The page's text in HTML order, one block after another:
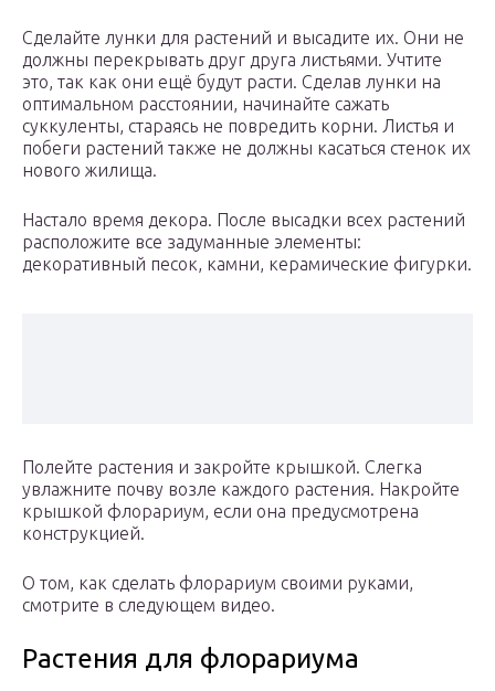
Сделайте лунки для растений и высадите их. Они не
должны перекрывать друг друга листьями. Учтите
это, так как они ещё будут расти. Сделав лунки на
оптимальном расстоянии, начинайте сажать
суккуленты, стараясь не повредить корни. Листья и
побеги растений также не должны касаться стенок их
нового жилища.
Настало время декора. После высадки всех растений
расположите все задуманные элементы:
декоративный песок, камни, керамические фигурки.
Полейте растения и закройте крышкой. Слегка
увлажните почву возле каждого растения. Накройте
крышкой флорариум, если она предусмотрена
конструкцией.
О том, как сделать флорариум своими руками,
смотрите в следующем видео.
Растения для флорариума